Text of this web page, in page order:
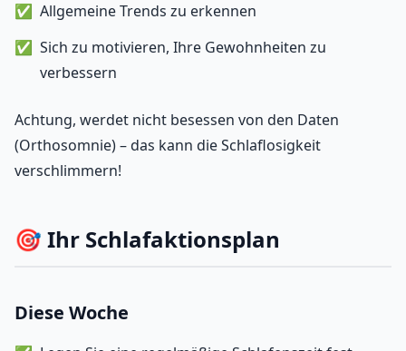
Allgemeine Trends zu erkennen
Sich zu motivieren, Ihre Gewohnheiten zu
verbessern
Achtung, werdet nicht besessen von den Daten
(Orthosomnie) – das kann die Schlaflosigkeit
verschlimmern!
🎯 Ihr Schlafaktionsplan
Diese Woche